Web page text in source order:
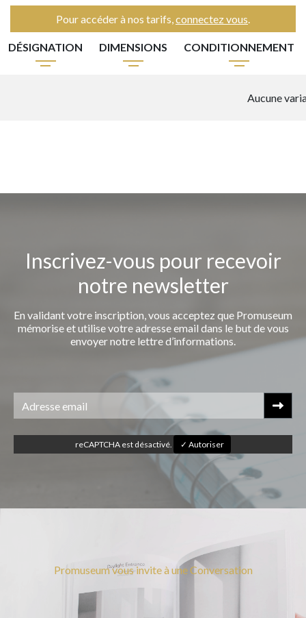
Pour accéder à nos tarifs,connectez vous.
DÉSIGNATION DIMENSIONS CONDITIONNEMENT
Aucune
Inscrivez-vous pour recevoir
notre newsletter
En validant votre inscription, vous acceptez que Promuseum
mémorise et utilise votre adresse email dans le but de vous
envoyer notre lettre d’informations.
reCAPTCHA est désactivé. ✓ Autoriser
Promuseum vous invite à une Conversation